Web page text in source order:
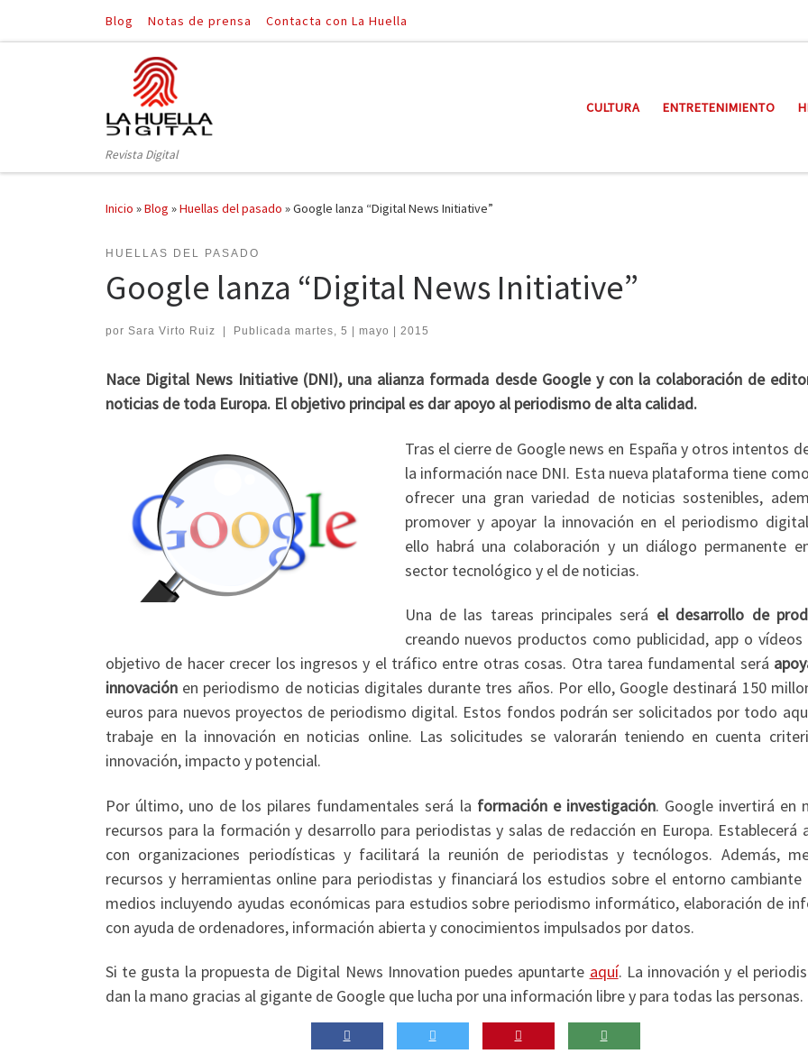
Saltar al contenido
Blog Notas de prensa Contacta con La Huella
Revista Digital
CULTURA ENTRETENIMIENTO
Inicio »Blog »Huellas del pasado »Google lanza “Digital News Initiative”
HUELLAS DEL PASADO
Google lanza “Digital News Initiative”
por Sara Virto Ruiz Publicada martes, 5 | mayo | 2015
Nace Digital News Initiative (DNI), una alianza formada desde Google y con la colaboración de
noticias de toda Europa. El objetivo principal es dar apoyo al periodismo de alta calidad.
Tras el cierre de Google news en España y otros intentos
la información nace DNI. Esta nueva plataforma tiene
ofrecer una gran variedad de noticias sostenibles,
promover y apoyar la innovación en el periodismo
ello habrá una colaboración y un diálogo permanente
sector tecnológico y el de noticias.
Una de las tareas principales será el desarrollo de
creando nuevos productos como publicidad, app o vídeos
objetivo de hacer crecer los ingresos y el tráfico entre otras cosas. Otra tarea fundamental será
innovación en periodismo de noticias digitales durante tres años. Por ello, Google destinará 150
euros para nuevos proyectos de periodismo digital. Estos fondos podrán ser solicitados por todo
trabaje en la innovación en noticias online. Las solicitudes se valorarán teniendo en cuenta
innovación, impacto y potencial.
Por último, uno de los pilares fundamentales será la formación e investigación. Google invertirá en
recursos para la formación y desarrollo para periodistas y salas de redacción en Europa. Establecerá
con organizaciones periodísticas y facilitará la reunión de periodistas y tecnólogos. Además,
recursos y herramientas online para periodistas y financiará los estudios sobre el entorno cambiante
medios incluyendo ayudas económicas para estudios sobre periodismo informático, elaboración de
con ayuda de ordenadores, información abierta y conocimientos impulsados por datos.
Si te gusta la propuesta de Digital News Innovation puedes apuntarte aquí. La innovación y el
dan la mano gracias al gigante de Google que lucha por una información libre y para todas las personas.